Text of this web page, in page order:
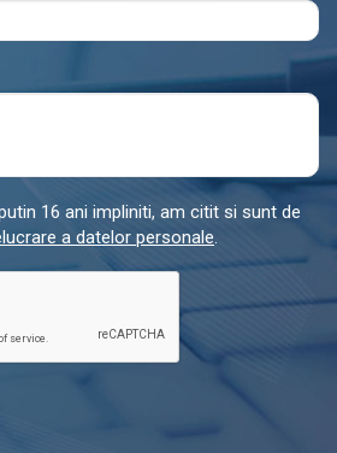
16 ani impliniti, am citit si sunt de
a datelor personale.